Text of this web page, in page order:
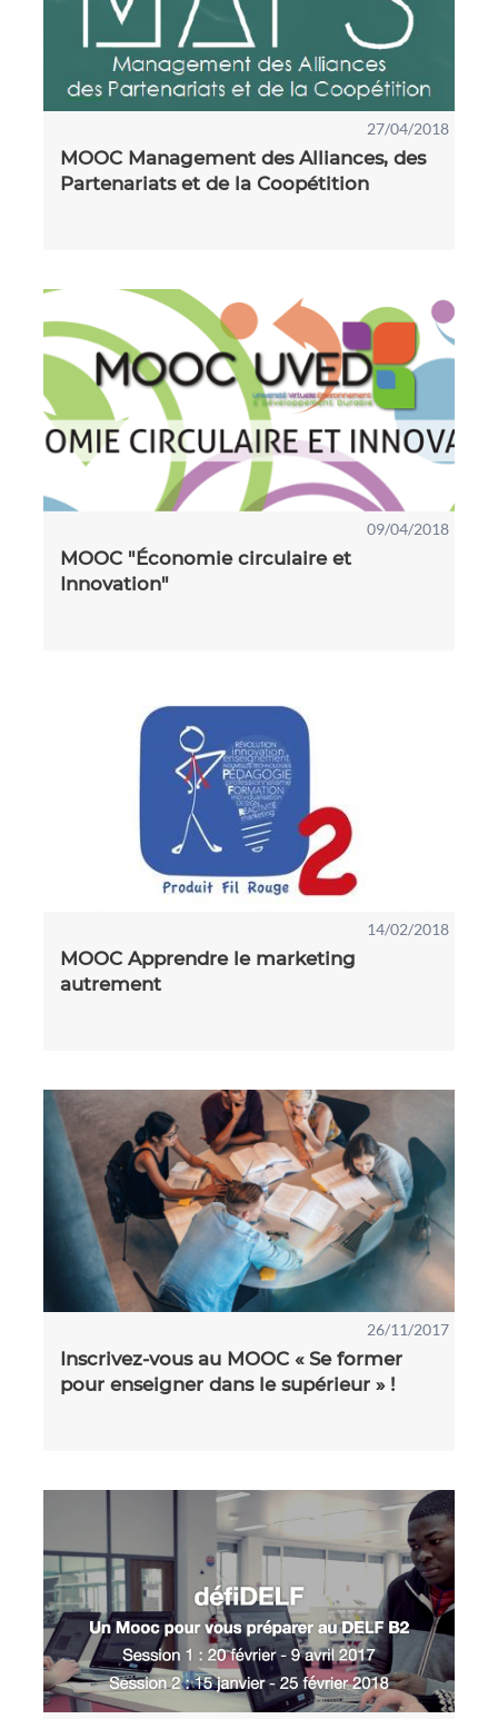
27/04/2018
MOOC Management des Alliances, des
Partenariats et de la Coopétition
09/04/2018
MOOC "Économie circulaire et
Innovation"
14/02/2018
MOOC Apprendre le marketing
autrement
26/11/2017
Inscrivez-vous au MOOC « Se former
pour enseigner dans le supérieur » !